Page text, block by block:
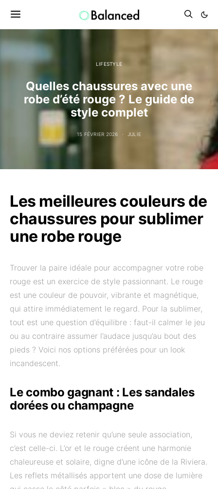
LIFESTYLE
Quelles chaussures avec une
robe d’été rouge ? Le guide de
style complet
15 FÉVRIER 2026 JULIE
Les meilleures couleurs de
chaussures pour sublimer
une robe rouge
Trouver la paire idéale pour accompagner votre robe
rouge est un exercice de style passionnant. Le rouge
est une couleur de pouvoir, vibrante et magnétique,
qui attire immédiatement le regard. Pour la sublimer,
tout est une question d’équilibre : faut-il calmer le jeu
ou au contraire assumer l’audace jusqu’au bout des
pieds ? Voici nos options préférées pour un look
incandescent.
Le combo gagnant : Les sandales
dorées ou champagne
Si vous ne deviez retenir qu’une seule association,
c’est celle-ci. L’or et le rouge créent une harmonie
chaleureuse et solaire, digne d’une icône de la Riviera.
Les reflets métallisés apportent une dose de lumière